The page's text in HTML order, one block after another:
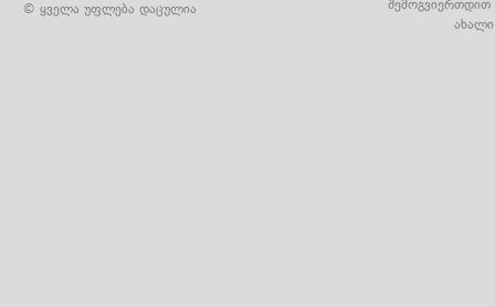
© ყველა უფლება დაცულია
შემოგვიერთდით
ახალი